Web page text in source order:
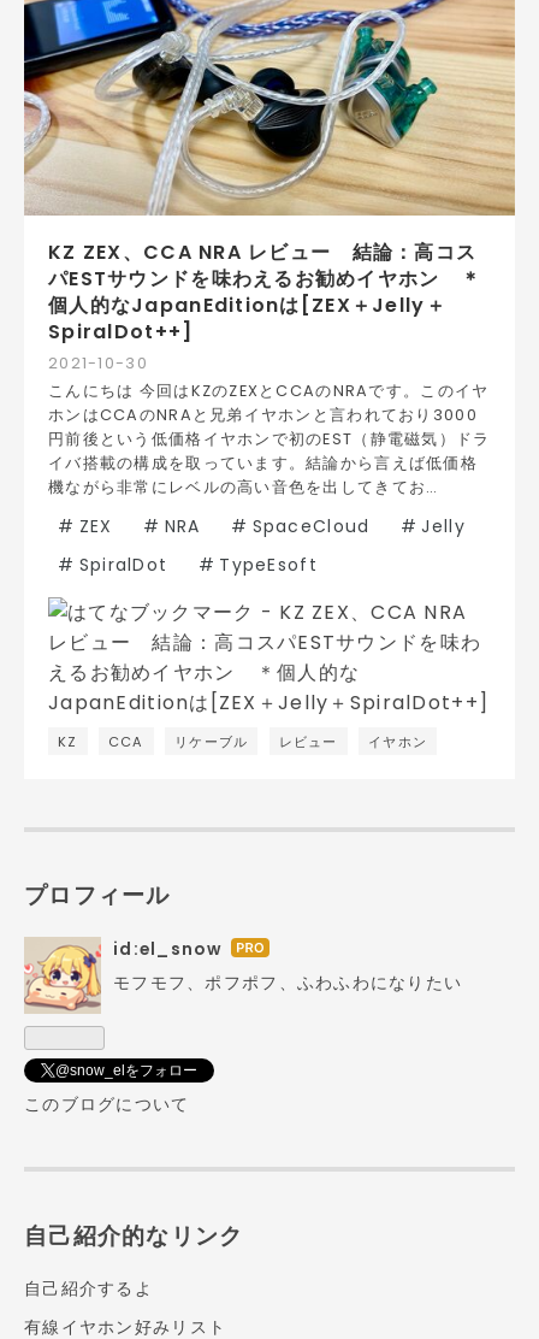
2021-10-30
KZ ZEX、CCA NRA レビュー 結論：高コス
パESTサウンドを味わえるお勧めイヤホン ＊
個人的なJapanEditionは[ZEX＋Jelly＋
SpiralDot++]
KZ CCA リケーブル レビュー イヤホン
こんにちは 今回はKZのZEXとCCAのNRAです。このイヤ
ホンはCCAのNRAと兄弟イヤホンと言われており3000
円前後という低価格イヤホンで初のEST（静電磁気）ドラ
イバ搭載の構成を取っています。結論から言えば低価格
機ながら非常にレベルの高い音色を出してきてお…
# ZEX # NRA # SpaceCloud # Jelly
# SpiralDot # TypeEsoft
プロフィール
id:el_snow はて
なブ
モフモフ、ポフポフ、ふわふわになりたい
@snow_elをフォロー
このブログについて
自己紹介的なリンク
自己紹介するよ
有線イヤホン好みリスト